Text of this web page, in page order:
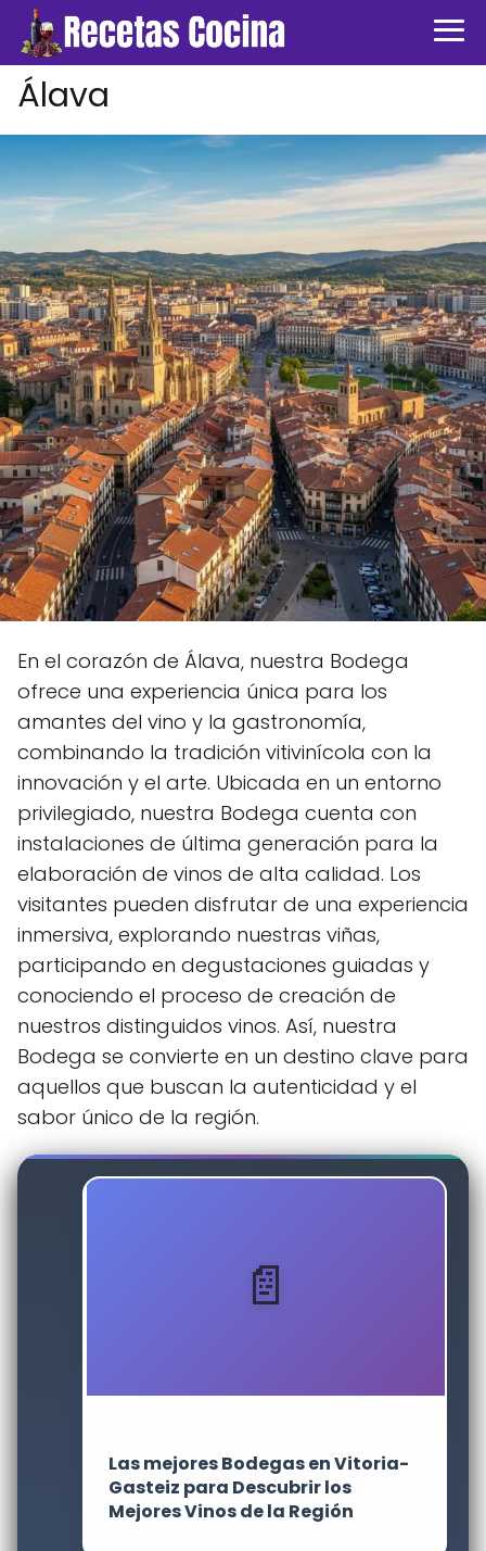
Álava
En el corazón de Álava, nuestra Bodega
ofrece una experiencia única para los
amantes del vino y la gastronomía,
combinando la tradición vitivinícola con la
innovación y el arte. Ubicada en un entorno
privilegiado, nuestra Bodega cuenta con
instalaciones de última generación para la
elaboración de vinos de alta calidad. Los
visitantes pueden disfrutar de una experiencia
inmersiva, explorando nuestras viñas,
participando en degustaciones guiadas y
conociendo el proceso de creación de
nuestros distinguidos vinos. Así, nuestra
Bodega se convierte en un destino clave para
aquellos que buscan la autenticidad y el
sabor único de la región.
Las mejores Bodegas en Vitoria-
Gasteiz para Descubrir los
Mejores Vinos de la Región